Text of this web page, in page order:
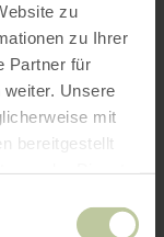
zu
zu Ihrer
Partner für
Unsere
mit
bereitgestellt